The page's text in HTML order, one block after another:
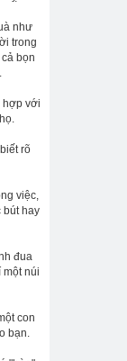
như
trong
bọn
hợp với
rõ
việc,
bút hay
đua
một núi
con
bạn.